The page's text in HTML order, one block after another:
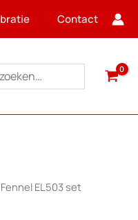
Contact
EL503 set